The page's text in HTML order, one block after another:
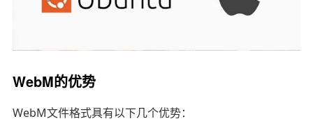
WebM的优势
WebM文件格式具有以下几个优势：